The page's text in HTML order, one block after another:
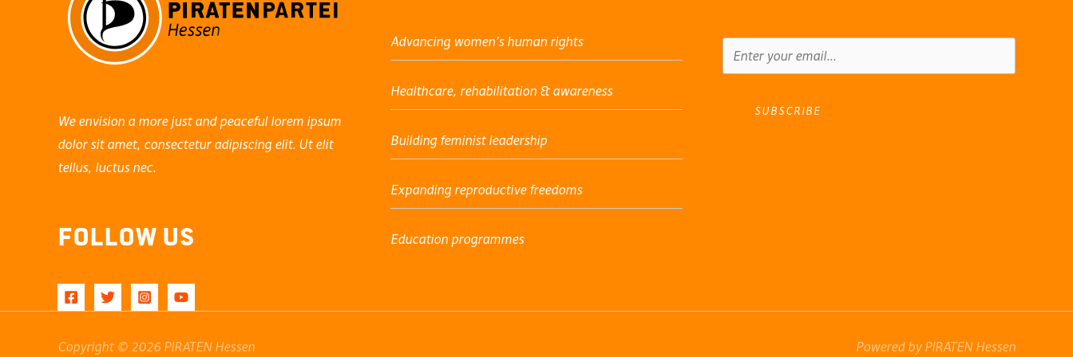
We envision a more just and peaceful lorem ipsum
dolor sit amet, consectetur adipiscing elit. Ut elit
tellus, luctus nec.
Follow Us
Advancing women’s human rights
Healthcare, rehabilitation & awareness
Building feminist leadership
Expanding reproductive freedoms
Education programmes
SUBSCRIBE
Copyright © 2026 PIRATEN Hessen Powered by PIRATEN Hessen